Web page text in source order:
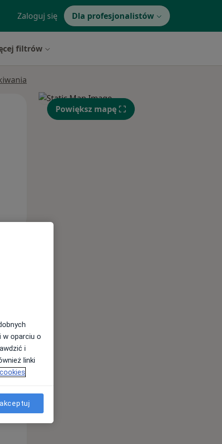
Zaloguj się Dla profesjonalistów
filtrów
Pt, Sob,
Powiększ mapę
w oparciu o
i
linki